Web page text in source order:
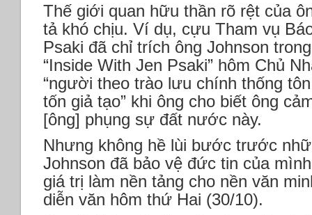
Thế giới quan hữu thần rõ rệt của
tả khó chịu. Ví dụ, cựu Tham vụ
Psaki đã chỉ trích ông Johnson
“Inside With Jen Psaki” hôm Chủ
“người theo trào lưu chính thống
tốn giả tạo” khi ông cho biết ông
[ông] phụng sự đất nước này.
Nhưng không hề lùi bước trước
Johnson đã bảo vệ đức tin của
giá trị làm nền tảng cho nền văn
diễn văn hôm thứ Hai (30/10).